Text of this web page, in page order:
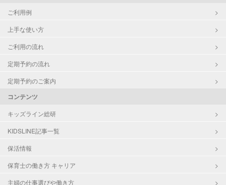
ご利用例
上手な使い方
ご利用の流れ
定期予約の流れ
定期予約のご案内
コンテンツ
キッズライン総研
KIDSLINE記事一覧
保活情報
保育士の働き方 キャリア
主婦の仕事選びや働き方